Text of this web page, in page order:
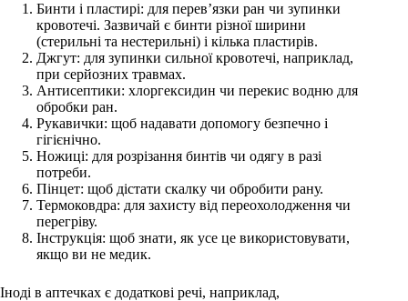
Бинти і пластирі: для перев’язки ран чи зупинки
кровотечі. Зазвичай є бинти різної ширини
(стерильні та нестерильні) і кілька пластирів.
Джгут: для зупинки сильної кровотечі, наприклад,
при серйозних травмах.
Антисептики: хлоргексидин чи перекис водню для
обробки ран.
Рукавички: щоб надавати допомогу безпечно і
гігієнічно.
Ножиці: для розрізання бинтів чи одягу в разі
потреби.
Пінцет: щоб дістати скалку чи обробити рану.
Термоковдра: для захисту від переохолодження чи
перегріву.
Інструкція: щоб знати, як усе це використовувати,
якщо ви не медик.
Іноді в аптечках є додаткові речі, наприклад,